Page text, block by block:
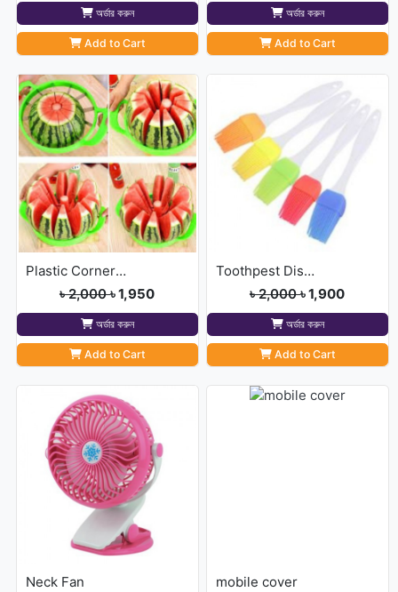
অর্ডার করুন
Add to Cart
অর্ডার করুন
Add to Cart
Plastic Corner Triangle
৳ 2,000৳ 1,950
অর্ডার করুন
Add to Cart
Toothpest Dispenser With
৳ 2,000৳ 1,900
অর্ডার করুন
Add to Cart
Neck Fan
mobile cover